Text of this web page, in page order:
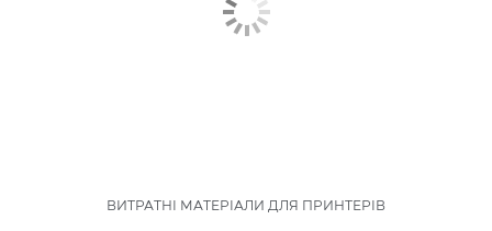
ВИТРАТНІ МАТЕРІАЛИ ДЛЯ ПРИНТЕРІВ